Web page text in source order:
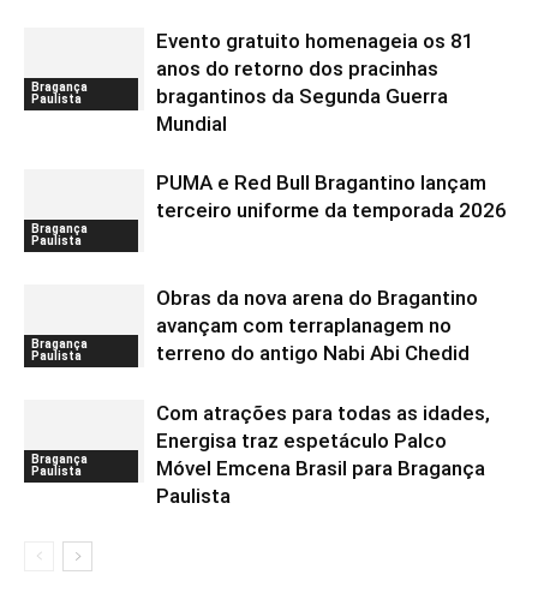
Bragança
Paulista
Evento gratuito homenageia os 81
anos do retorno dos pracinhas
bragantinos da Segunda Guerra
Mundial
Bragança
Paulista
PUMA e Red Bull Bragantino lançam
terceiro uniforme da temporada 2026
Bragança
Paulista
Obras da nova arena do Bragantino
avançam com terraplanagem no
terreno do antigo Nabi Abi Chedid
Bragança
Paulista
Com atrações para todas as idades,
Energisa traz espetáculo Palco
Móvel Emcena Brasil para Bragança
Paulista